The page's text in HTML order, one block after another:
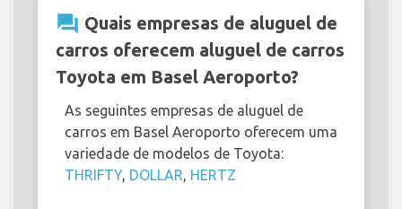
question_answer Quais empresas de aluguel de
carros oferecem aluguel de carros
Toyota em Basel Aeroporto?
As seguintes empresas de aluguel de
carros em Basel Aeroporto oferecem uma
variedade de modelos de Toyota:
THRIFTY, DOLLAR HERTZ